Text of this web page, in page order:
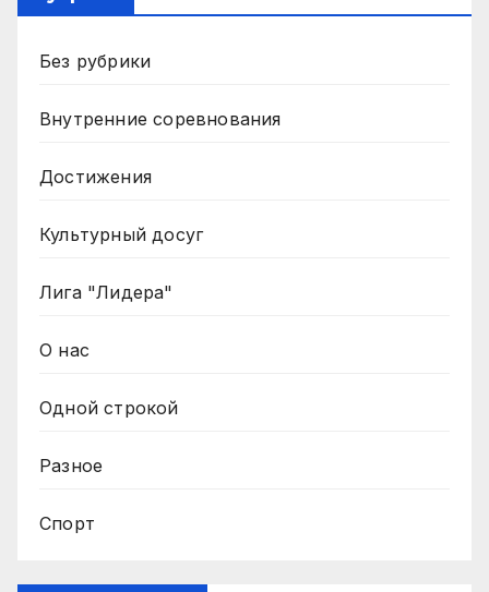
Без рубрики
Внутренние соревнования
Достижения
Культурный досуг
Лига "Лидера"
О нас
Одной строкой
Разное
Спорт